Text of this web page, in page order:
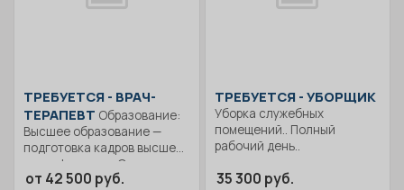
ТРЕБУЕТСЯ - ВРАЧ-
ТЕРАПЕВТ
Высшее образование —
подготовка кадров высшей
квалификации.. Оказывает...
от 42 500 руб.
ТРЕБУЕТСЯ - УБОРЩИК
Уборка служебных
помещений.. Полный
рабочий день..
35 300 руб.